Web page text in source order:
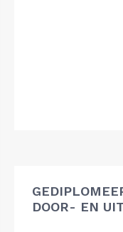
DOOR- EN